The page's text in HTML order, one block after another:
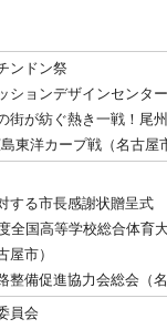
ンドン祭
ションデザインセンタ
街が紡ぐ熱き一戦！尾
東洋カープ戦（名古屋
する市長感謝状贈呈式
全国高等学校総合体育
屋市）
整備促進協力会総会（名
員会